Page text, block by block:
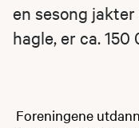
en sesong
hagle, er ca. 150
Foreningene